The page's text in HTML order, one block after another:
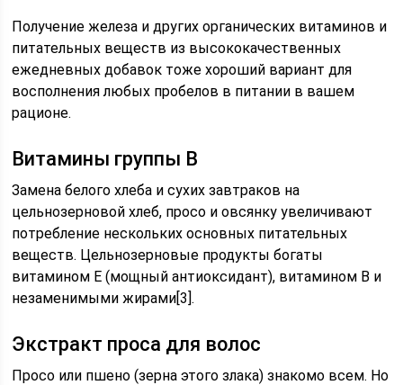
Получение железа и других органических витаминов и
питательных веществ из высококачественных
ежедневных добавок тоже хороший вариант для
восполнения любых пробелов в питании в вашем
рационе.
Витамины группы В
Замена белого хлеба и сухих завтраков на
цельнозерновой хлеб, просо и овсянку увеличивают
потребление нескольких основных питательных
веществ. Цельнозерновые продукты богаты
витамином E (мощный антиоксидант), витамином B и
незаменимыми жирами[3].
Экстракт проса для волос
Просо или пшено (зерна этого злака) знакомо всем. Но